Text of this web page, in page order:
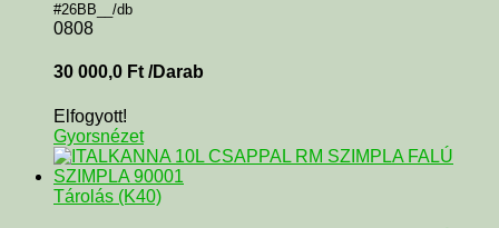
#26BB__/db
0808
30 000,0 Ft /Darab
Elfogyott!
Gyorsnézet
Tárolás (K40)